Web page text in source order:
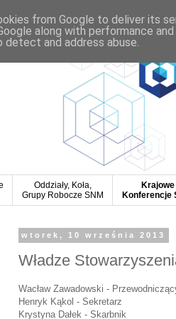
Oddziały, Koła,
Grupy Robocze SNM
Krajowe
Konferencje
wtorek, 10 września 2013
Władze
Wacław Zawadowski -
Henryk Kąkol - Sekretarz
Krystyna Dałek - Skarbnik
from Google to deliver its
along with performance
and address abuse.